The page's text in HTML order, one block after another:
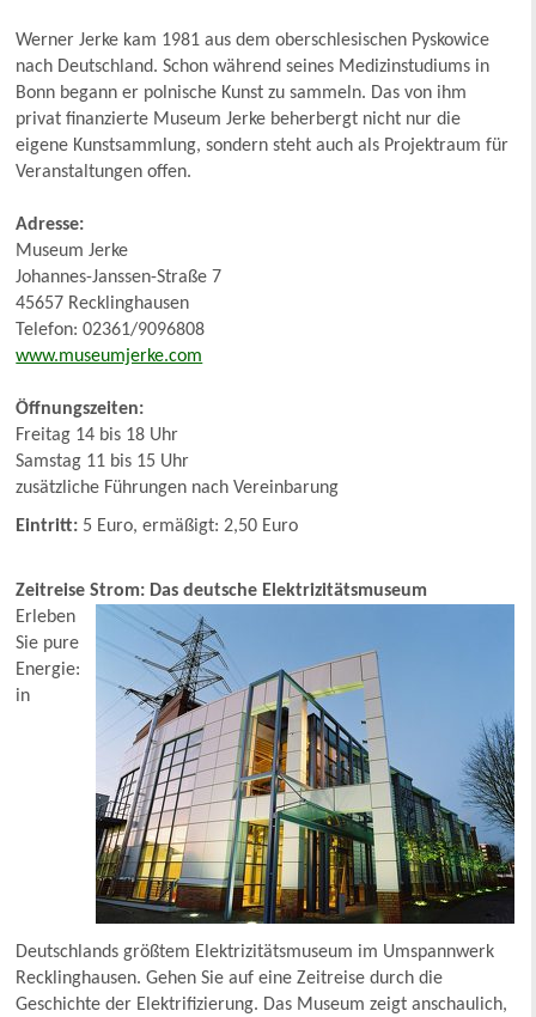
Werner Jerke kam 1981 aus dem oberschlesischen Pyskowice
nach Deutschland. Schon während seines Medizinstudiums in
Bonn begann er polnische Kunst zu sammeln. Das von ihm
privat finanzierte Museum Jerke beherbergt nicht nur die
eigene Kunstsammlung, sondern steht auch als Projektraum für
Veranstaltungen offen.
Adresse:
Museum Jerke
Johannes-Janssen-Straße 7
45657 Recklinghausen
Telefon: 02361/9096808
www.museumjerke.com
Öffnungszeiten:
Freitag 14 bis 18 Uhr
Samstag 11 bis 15 Uhr
zusätzliche Führungen nach Vereinbarung
Eintritt: 5 Euro, ermäßigt: 2,50 Euro
Zeitreise Strom: Das deutsche Elektrizitätsmuseum
Erleben
Sie pure
Energie:
in
Deutschlands größtem Elektrizitätsmuseum im Umspannwerk
Recklinghausen. Gehen Sie auf eine Zeitreise durch die
Geschichte der Elektrifizierung. Das Museum zeigt anschaulich,